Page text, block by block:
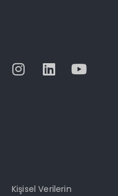
Kişisel Verilerin